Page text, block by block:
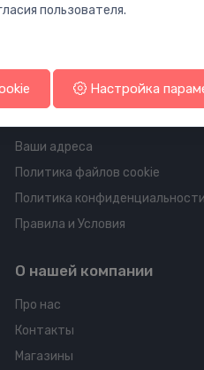
Ваш аккаунт
Ваши адреса
Политика файлов cookie
Политика конфиденциальности
Правила и Условия
О нашей компании
Про нас
Контакты
Магазины
пользователя.
Настройка